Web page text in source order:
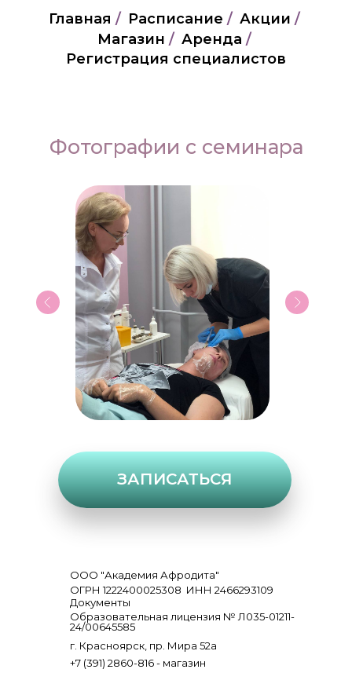
Главная / Расписание / Акции /
Магазин / Аренда /
Регистрация специалистов
Фотографии с семинара
ЗАПИСАТЬСЯ
ООО "Академия Афродита"
ОГРН 1222400025308 ИНН 2466293109
Документы
Образовательная лицензия № Л035-01211-
24/00645585
+7 (391) 2860-816 - магазин
г. Красноярск, пр. Мира 52а